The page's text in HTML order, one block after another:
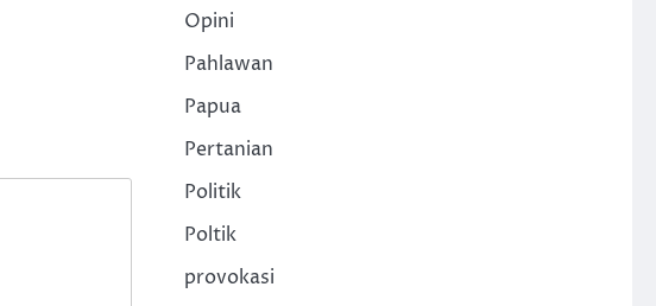
Opini
Pahlawan
Papua
Pertanian
Politik
Poltik
provokasi